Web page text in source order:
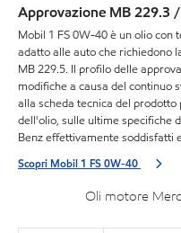
Approvazione MB 229.3
Mobil 1 FS 0W-40 è un olio con
adatto alle auto che richiedono
MB 229.5. Il profilo delle
modifiche a causa del continuo
alla scheda tecnica del
dell'olio, sulle ultime specifiche
Benz effettivamente soddisfatti
Scopri Mobil 1 FS 0W-40
Oli motore